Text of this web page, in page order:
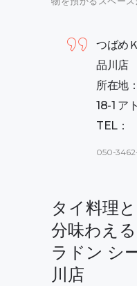
つばめ
品川店
所在地
18-1 ア
TEL：
050-
タイ料理
分味わえ
ラドン シ
川店